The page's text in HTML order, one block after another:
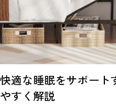
適な睡眠をサポート
すく解説